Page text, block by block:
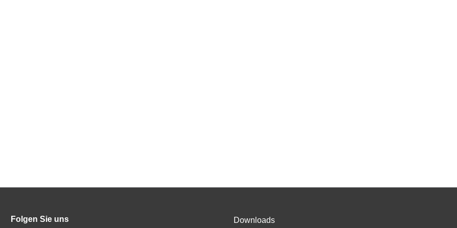
Folgen Sie uns Downloads